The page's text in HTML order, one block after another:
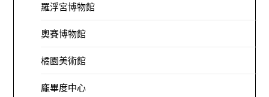
羅浮宮博物館
奧賽博物館
橘園美術館
龐畢度中心